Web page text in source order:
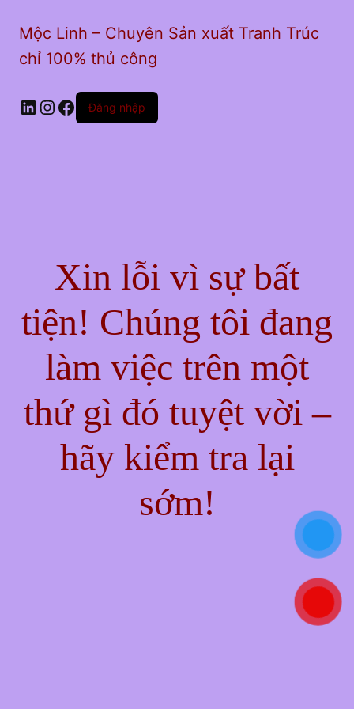
Mộc Linh – Chuyên Sản xuất Tranh Trúc
chỉ 100% thủ công
LinkedIn
Instagram
Facebook
Đăng nhập
Xin lỗi vì sự bất
tiện! Chúng tôi đang
làm việc trên một
thứ gì đó tuyệt vời –
hãy kiểm tra lại
sớm!